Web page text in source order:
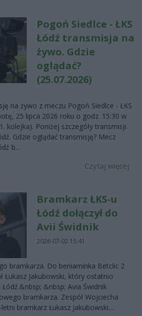
Pogoń Siedlce - ŁKS
Łódź transmisja na
żywo. Gdzie
oglądać?
(25.07.2026)
na żywo z meczu Pogoń Siedlce - ŁKS
25 lipca 2026 roku o godz. 15:30 w
kolejka). Poniżej szczegóły transmisji.
Gdzie oglądać transmisję? Mecz
b...
Czytaj więcej
Bramkarz ŁKS-u
Łódź dołączył do
Avii Świdnik
2026-07-02 15:41
bramkarza. Do beniaminka Betclic 2
Łukasz Jakubowski, który ostatnio
Łódź.&nbsp; &nbsp; Avia Świdnik
bramkarza. Zespół Wojciecha
bramkarz Łukasz Jakubowski....